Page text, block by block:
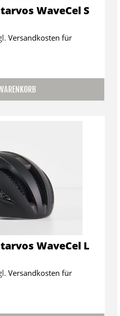
WaveCel S
Versandkosten für
WaveCel L
Versandkosten für